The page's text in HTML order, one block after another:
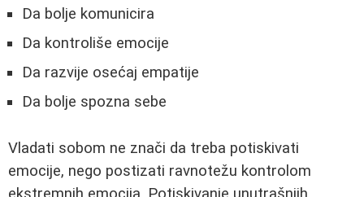
Da bolje komunicira
Da kontroliše emocije
Da razvije osećaj empatije
Da bolje spozna sebe
Vladati sobom ne znači da treba potiskivati
emocije, nego postizati ravnotežu kontrolom